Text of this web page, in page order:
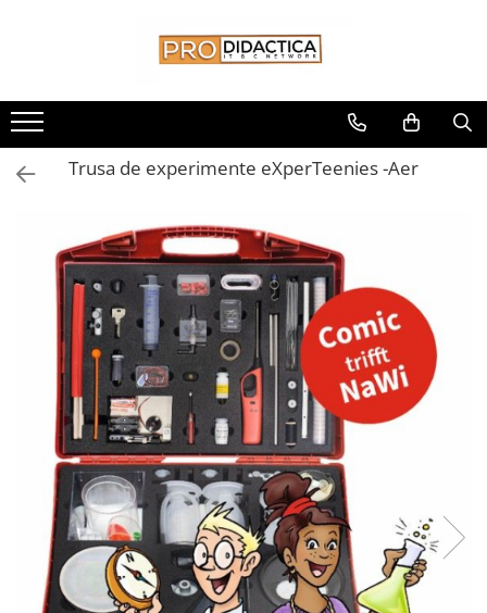
Oferta PNRR/PNRAS
Pachete Echipamente Sali Clasa
Pachete Echipamente Sala Clasa
Table Interactive
Display-uri Interactive
Suporti/Standuri/Accesorii
Imprimante si Multifunctionale
Imprimante si Scanere 3D
Imprimante 3D
Creioane 3D
Accesorii 3D
Camere Documente
Videoproiectoare si Accesorii
Videoproiectoare
Accesorii
Suporti
Trusa de experimente eXperTeenies -Aer